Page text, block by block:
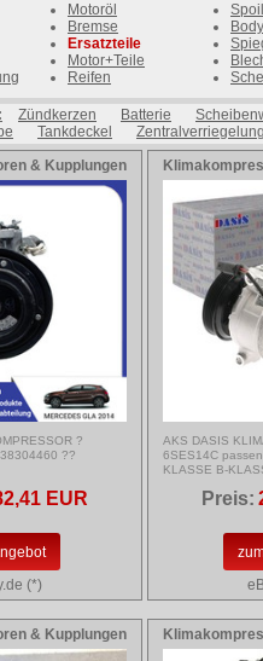
Motoröl
Bremse
Ersatzteile
Motor+Teile
Reifen
Zündkerzen Batterie
Tankdeckel Zentralverriegelung
& Kupplungen
?
??
EUR
(*)
AKS DASIS
6SES14C
KLASSE B-
Preis:
& Kupplungen